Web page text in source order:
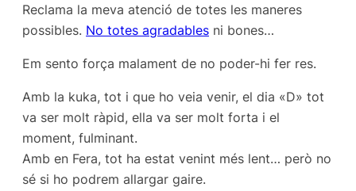
Reclama la meva atenció de totes les maneres
possibles. No totes agradables ni bones…
Em sento força malament de no poder-hi fer res.
Amb la kuka, tot i que ho veia venir, el dia «D» tot
va ser molt ràpid, ella va ser molt forta i el
moment, fulminant.
Amb en Fera, tot ha estat venint més lent… però no
sé si ho podrem allargar gaire.